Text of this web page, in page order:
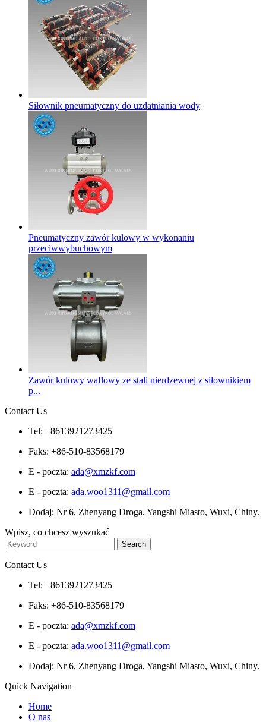
Siłownik pneumatyczny do uzdatniania wody
Pneumatyczny zawór kulowy w wykonaniu
przeciwwybuchowym
Zawór kulowy waflowy ze stali nierdzewnej z siłownikiem
p...
Contact Us
Tel: +8613921273425
Faks: +86-510-83568179
E - poczta: ada@xmzkf.com
E - poczta: ada.woo1311@gmail.com
Dodaj: Nr 6, Zhenyang Droga, Yangshi Miasto, Wuxi, Chiny.
Wpisz, co chcesz wyszukać
Contact Us
Tel: +8613921273425
Faks: +86-510-83568179
E - poczta: ada@xmzkf.com
E - poczta: ada.woo1311@gmail.com
Dodaj: Nr 6, Zhenyang Droga, Yangshi Miasto, Wuxi, Chiny.
Quick Navigation
Home
O nas